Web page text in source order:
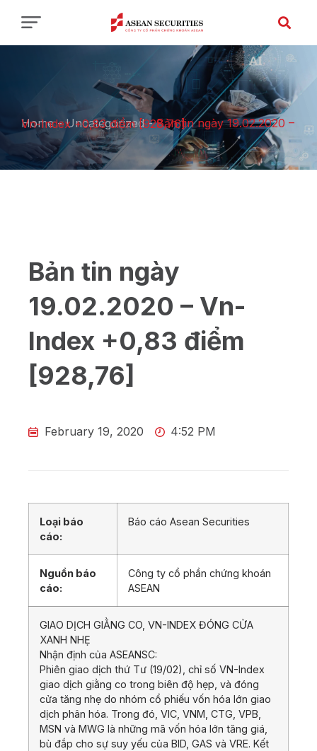
Home-Uncategorized-
Bản tin ngày 19.02.2020 – Vn-Index +0,83 điểm [928,76]
Bản tin ngày
19.02.2020 – Vn-
Index +0,83 điểm
[928,76]
February 19, 2020 4:52 PM
Loại báo
cáo:
Báo cáo Asean Securities
Nguồn báo
cáo:
Công ty cổ phần chứng khoán
ASEAN
GIAO DỊCH GIẰNG CO, VN-INDEX ĐÓNG CỬA
XANH NHẸ
Nhận định của ASEANSC:
Phiên giao dịch thứ Tư (19/02), chỉ số VN-Index
giao dịch giằng co trong biên độ hẹp, và đóng
cửa tăng nhẹ do nhóm cổ phiếu vốn hóa lớn giao
dịch phân hóa. Trong đó, VIC, VNM, CTG, VPB,
MSN và MWG là những mã vốn hóa lớn tăng giá,
bù đắp cho sự suy yếu của BID, GAS và VRE. Kết